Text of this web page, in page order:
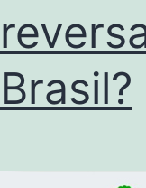
Brasil?